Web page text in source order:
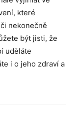
které
nekonečně
být jisti, že
uděláte
i o jeho zdraví a